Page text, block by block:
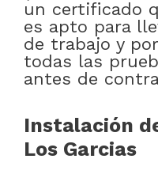
un certificado
es apto para
de trabajo y
todas las
antes de
Instalación
Los Garcias